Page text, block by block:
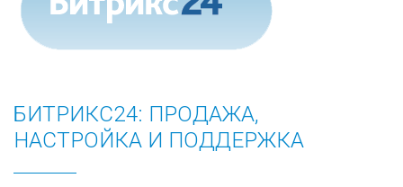
БИТРИКС24: ПРОДАЖА,
НАСТРОЙКА И ПОДДЕРЖКА